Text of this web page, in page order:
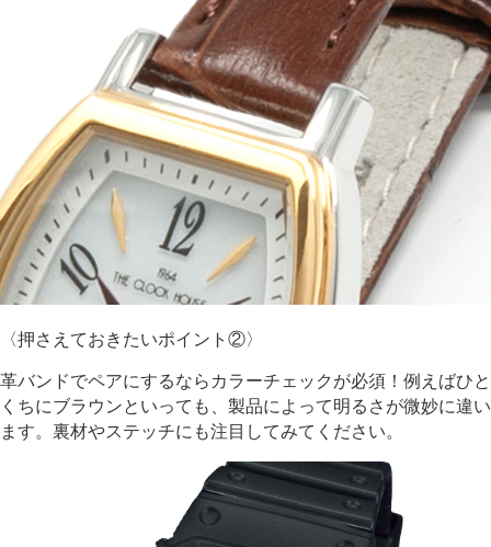
〈押さえておきたいポイント②〉
革バンドでペアにするならカラーチェックが必須！例えばひと
くちにブラウンといっても、製品によって明るさが微妙に違い
ます。 裏材やステッチにも注目してみてください。